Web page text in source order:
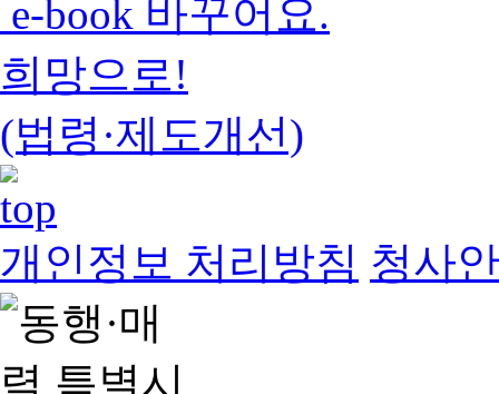
e-book 바꾸어요.
희망으로!
(법령·제도개선)
개인정보 처리방침 청사